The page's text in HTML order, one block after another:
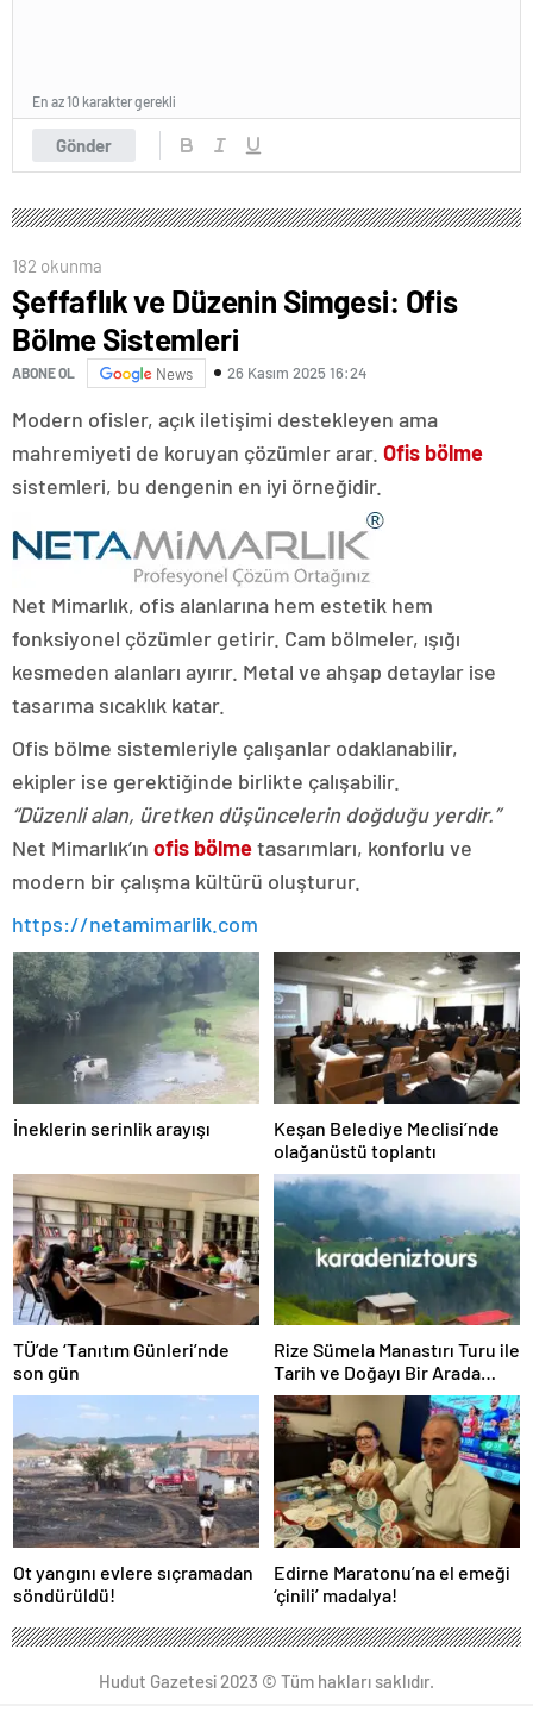
Gönder
En az 10 karakter gerekli
182 okunma
Şeffaflık ve Düzenin Simgesi: Ofis
Bölme Sistemleri
ABONE OL News 26 Kasım 2025 16:24
Modern ofisler, açık iletişimi destekleyen ama
mahremiyeti de koruyan çözümler arar. Ofis bölme
sistemleri, bu dengenin en iyi örneğidir.
Net Mimarlık, ofis alanlarına hem estetik hem
fonksiyonel çözümler getirir. Cam bölmeler, ışığı
kesmeden alanları ayırır. Metal ve ahşap detaylar ise
tasarıma sıcaklık katar.
Ofis bölme sistemleriyle çalışanlar odaklanabilir,
ekipler ise gerektiğinde birlikte çalışabilir.
“Düzenli alan, üretken düşüncelerin doğduğu yerdir.”
Net Mimarlık’ın ofis bölmetasarımları, konforlu ve
modern bir çalışma kültürü oluşturur.
https://netamimarlik.com
İneklerin serinlik arayışı
Keşan Belediye Meclisi’nde
olağanüstü toplantı
TÜ’de ‘Tanıtım Günleri’nde
son gün
Rize Sümela Manastırı Turu ile
Tarih ve Doğayı Bir Arada
Keşfedin
Ot yangını evlere sıçramadan
söndürüldü!
Edirne Maratonu’na el emeği
‘çinili’ madalya!
Hudut Gazetesi 2023 © Tüm hakları saklıdır.